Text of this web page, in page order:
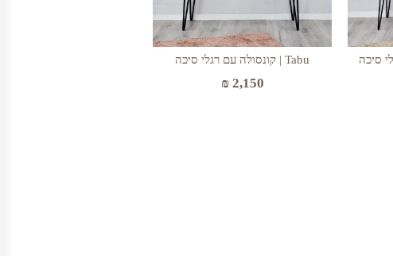
Tabu | קונסולה עם רגלי סיכה
₪2,150